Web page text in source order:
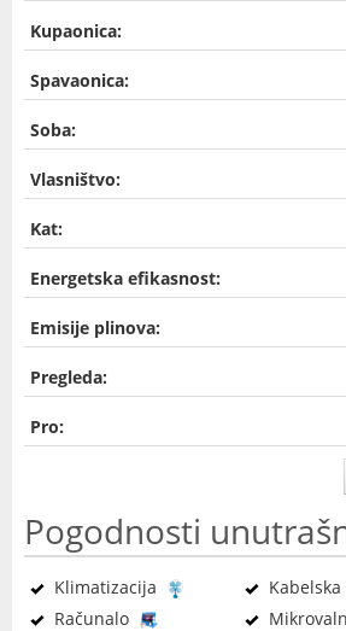
Kupaonica:
Spavaonica:
Soba:
Vlasništvo:
Kat:
Energetska efikasnost:
Emisije plinova:
Pregleda:
Pro:
Pogodnosti
Klimatizacija
Kabelska
Računalo